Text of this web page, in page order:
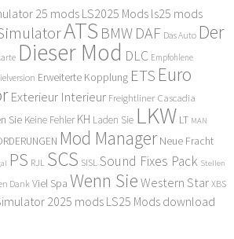
25 mods LS2025 Mods ls25 mods
ATS BMW DAF Das Auto Der
Dieser Mod DLC Empfohlene
Erweiterte Kopplung ETS Euro
Exterieur Interieur Freightliner Cascadia
Sie Keine Fehler KH Laden Sie LKW LT MAN
Mod Manager Neue Fracht
PS RJL SCS SISLSound Fixes Pack Stellen
Dank Viel Spa Wenn Sie Western Star XBS
2025 mods LS25 Mods download